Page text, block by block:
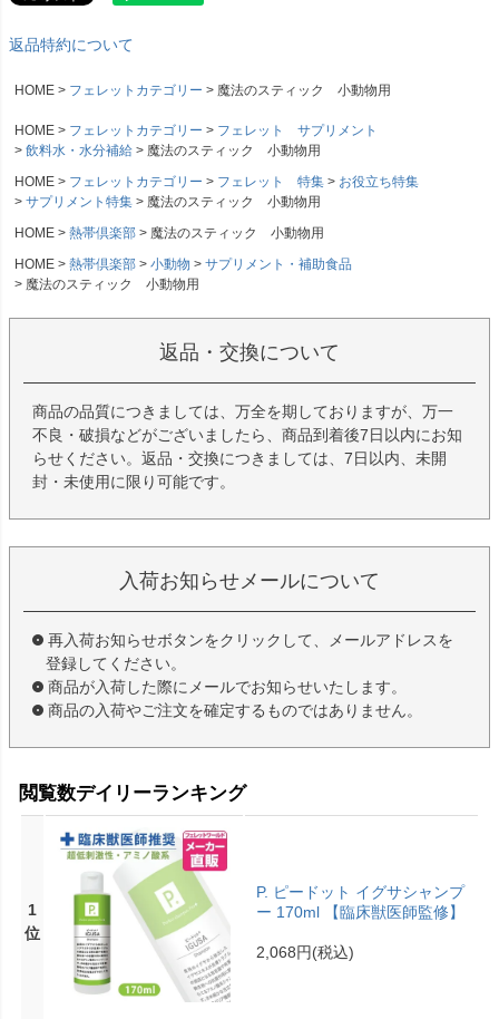
返品特約について
HOME フェレットカテゴリー 魔法のスティック 小動物用
HOME フェレットカテゴリー
フェレット サプリメント
飲料水・水分補給
魔法のスティック 小動物用
HOME
フェレットカテゴリー フェレット 特集
お役立ち特集
サプリメント特集
魔法のスティック 小動物用
HOME
熱帯倶楽部
魔法のスティック 小動物用
HOME
熱帯倶楽部 小動物
サプリメント・補助食品
魔法のスティック 小動物用
返品・交換について
商品の品質につきましては、万全を期しておりますが、万一
不良・破損などがございましたら、商品到着後7日以内にお知
らせください。返品・交換につきましては、7日以内、未開
封・未使用に限り可能です。
入荷お知らせメールについて
再入荷お知らせボタンをクリックして、メールアドレスを
登録してください。
商品が入荷した際にメールでお知らせいたします。
商品の入荷やご注文を確定するものではありません。
閲覧数デイリーランキング
1
位
P. ピードット イグサシャンプ
ー 170ml 【臨床獣医師監修】
2,068円(税込)